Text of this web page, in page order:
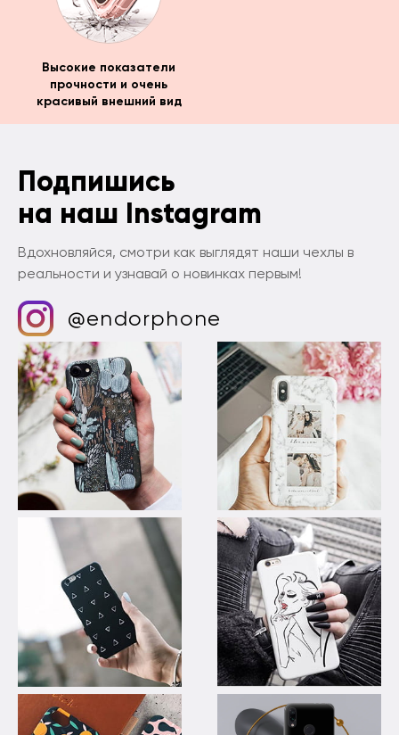
Высокие показатели
прочности и очень
красивый внешний вид
Подпишись
на наш Instagram
Вдохновляйся, смотри как выглядят наши чехлы в
реальности и узнавай о новинках первым!
@endorphone